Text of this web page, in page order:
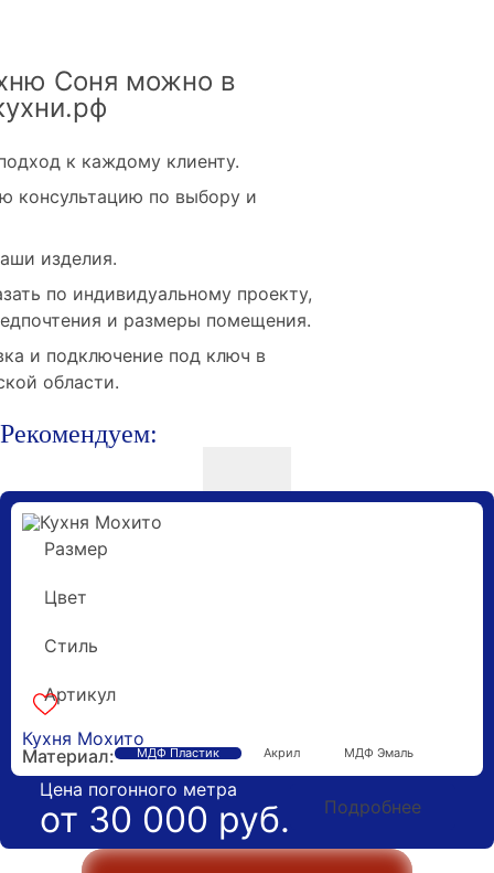
Соня можно в
к каждому клиенту.
консультацию по выбору и
изделия.
по индивидуальному проекту,
и размеры помещения.
и подключение под ключ в
области.
Рекомендуем:
Размер
Цвет
Стиль
Артикул
Кухня Мохито
Материал:
МДФ Пластик Акрил МДФ Эмаль
Цена погонного метра
от 30 000 руб. Подробнее